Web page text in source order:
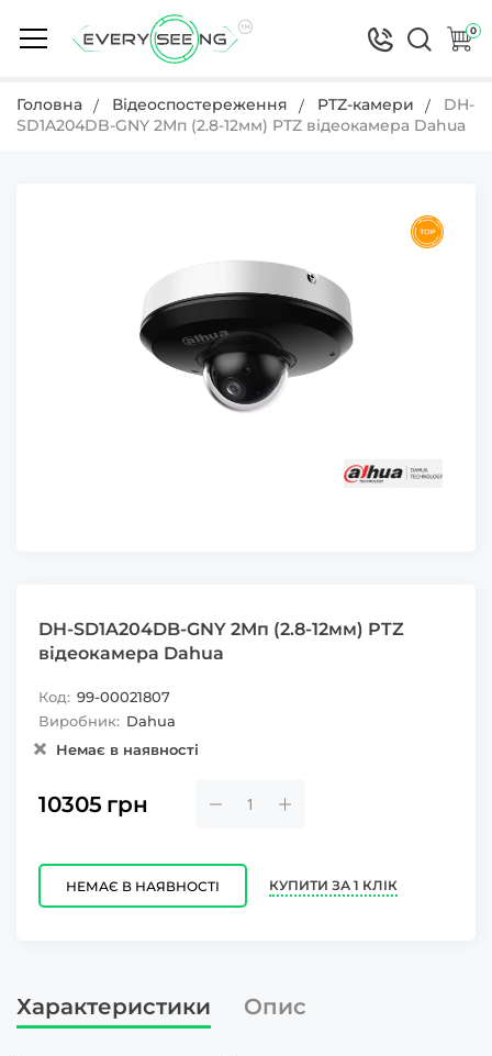
0
Головна Відеоспостереження PTZ-камери
DH-
SD1A204DB-GNY 2Мп (2.8-12мм) PTZ відеокамера Dahua
DH-SD1A204DB-GNY 2Мп (2.8-12мм) PTZ
відеокамера Dahua
Код: 99-00021807
Виробник: Dahua
Немає в наявності
10305 грн
НЕМАЄ В НАЯВНОСТІ КУПИТИ ЗА 1 КЛІК
Характеристики Опис